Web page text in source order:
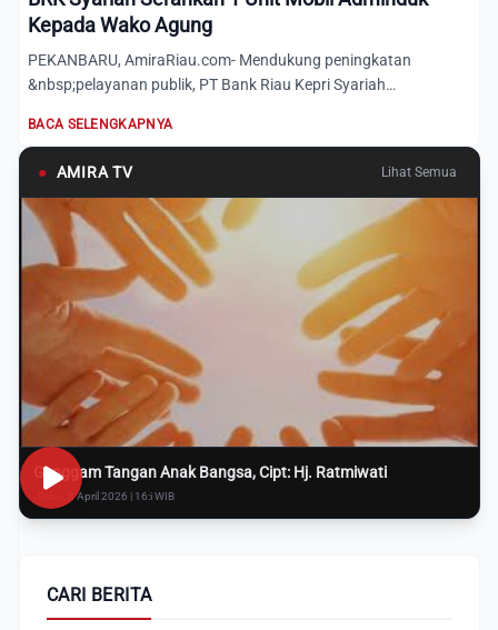
Kepada Wako Agung
PEKANBARU, AmiraRiau.com- Mendukung peningkatan
&nbsp;pelayanan publik, PT Bank Riau Kepri Syariah
BACA SELENGKAPNYA
● AMIRA TV Lihat Semua
Genggam Tangan Anak Bangsa, Cipt: Hj. Ratmiwati
Rabu, 8 April 2026 | 16:i WIB
CARI BERITA